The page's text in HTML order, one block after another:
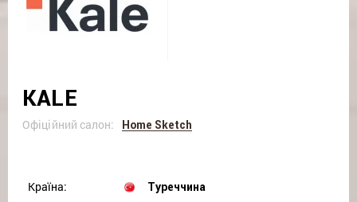
KALE
Офіційний салон: Home Sketch
Країна: Туреччина